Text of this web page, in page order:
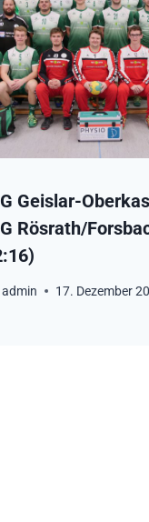
Geislar-
Rösrath/
admin 17. Dezember